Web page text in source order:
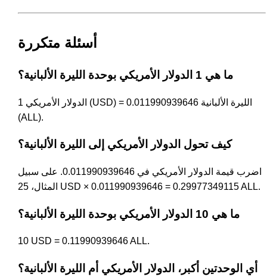
أسئلة متكررة
ما هي 1 الدولار الأمريكي بوحدة الليرة الألبانية؟
1 الدولار الأمريكي (USD) = 0.011990939646 الليرة الألبانية
(ALL).
كيف تحول الدولار الأمريكي إلى الليرة الألبانية؟
اضرب قيمة الدولار الأمريكي في 0.011990939646. على سبيل
المثال، 25 USD × 0.011990939646 = 0.29977349115 ALL.
ما هي 10 الدولار الأمريكي بوحدة الليرة الألبانية؟
10 USD = 0.11990939646 ALL.
أي الوحدتين أكبر، الدولار الأمريكي أم الليرة الألبانية؟